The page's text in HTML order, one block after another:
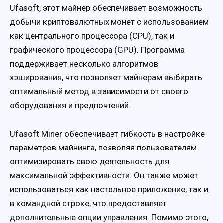
Ufasoft, этот майнер обеспечивает возможность
добычи криптовалютных монет с использованием
как центрального процессора (CPU), так и
графического процессора (GPU). Программа
поддерживает несколько алгоритмов
хэширования, что позволяет майнерам выбирать
оптимальный метод в зависимости от своего
оборудования и предпочтений.
Ufasoft Miner обеспечивает гибкость в настройке
параметров майнинга, позволяя пользователям
оптимизировать свою деятельность для
максимальной эффективности. Он также может
использоваться как настольное приложение, так и
в командной строке, что предоставляет
дополнительные опции управления. Помимо этого,